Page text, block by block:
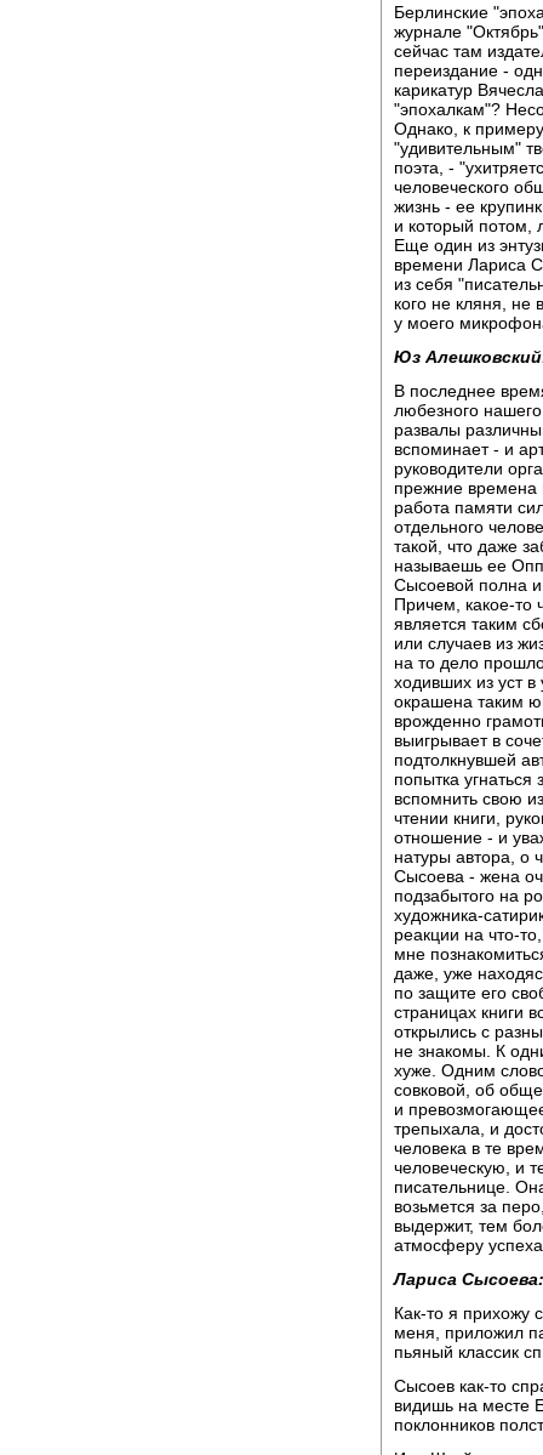
Берлинские
журнале
сейчас там
переиздание -
карикатур
"эпохалкам"?
Однако, к
"удивительным"
поэта, -
человеческого
жизнь - ее
и который потом,
Еще один из
времени Лариса
из себя
кого не кляня, не
у моего
Юз
В последнее
любезного
развалы
вспоминает - и
руководители
прежние времена
работа памяти
отдельного
такой, что даже
называешь ее
Сысоевой полна
Причем, какое-то
является таким
или случаев из
на то дело
ходивших из уст в
окрашена таким
врожденно
выигрывает в
подтолкнувшей
попытка угнаться
вспомнить свою
чтении книги,
отношение - и
натуры автора, о
Сысоева - жена
подзабытого на
художника-
реакции на что-
мне
даже, уже
по защите его
страницах книги
открылись с
не знакомы. К
хуже. Одним
совковой, об
и
трепыхала, и
человека в те
человеческую, и
писательнице.
возьмется за
выдержит, тем
атмосферу успеха
Лариса Сысоева:
Как-то я прихожу
меня, приложил
пьяный классик
Сысоев как-то
видишь на месте
поклонников